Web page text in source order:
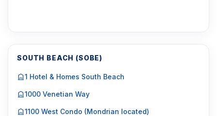
SOUTH BEACH (SOBE)
1 Hotel & Homes South Beach
1000 Venetian Way
1100 West Condo (Mondrian located)